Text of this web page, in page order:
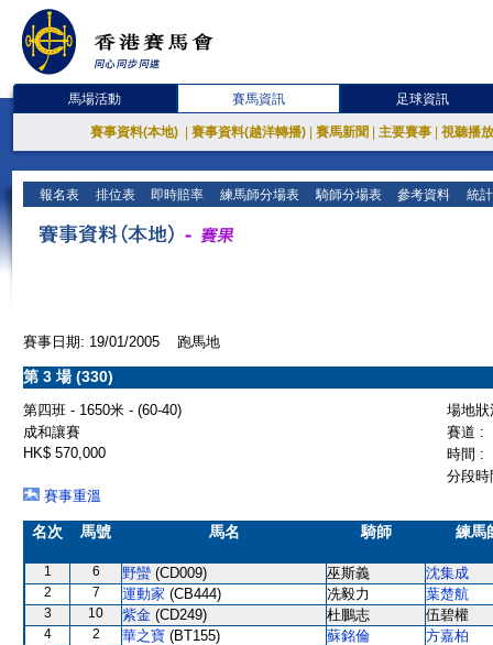
馬場活動 賽馬資訊 足球資訊
賽事資料(本地) 賽事資料(越洋轉播) 賽馬新聞 主要賽事 視聽播
報名表 排位表 即時賠率 練馬師分場表 騎師分場表 參考資料 統
賽事日期: 19/01/2005 跑馬地
第 3 場 (330)
第四班 - 1650米 - (60-40)
場地
成和讓賽
賽道 :
HK$ 570,000
時間 :
分段
賽事重溫
名次 馬號 馬名 騎師 練馬
1 6 野蠻 (CD009) 巫斯義 沈集成
2 7 運動家 (CB444) 冼毅力 葉楚航
3 10 紫金 (CD249) 杜鵬志 伍碧權
4 2 華之寶 (BT155) 蘇銘倫 方嘉柏